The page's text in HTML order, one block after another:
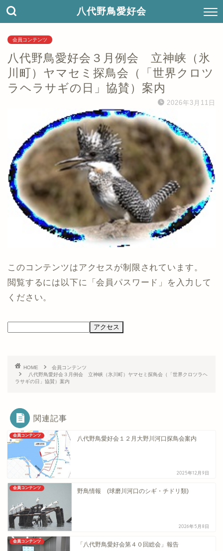
八代野鳥愛好会
会員コンテンツ
八代野鳥愛好会３月例会 立神峡（氷
川町）ヤマセミ探鳥会（「世界クロツ
ラヘラサギの日」協賛）案内
2026年3月11日
このコンテンツはアクセスが制限されています。
閲覧するには以下に「会員パスワード」を入力して
ください。
HOME
会員コンテンツ
八代野鳥愛好会３月例会 立神峡（氷川町）ヤマセミ探鳥会（「世界クロツラヘ
ラサギの日」協賛）案内
関連記事
会員コンテンツ 八代野鳥愛好会１２月大野川河口探鳥会案内
2025年12月9日
会員コンテンツ 野鳥情報 (球磨川河口のシギ・チドリ類)
2026年5月8日
会員コンテンツ 「八代野鳥愛好会第４０回総会」報告